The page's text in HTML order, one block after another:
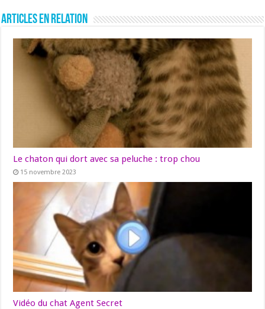
Articles en relation
Le chaton qui dort avec sa peluche : trop chou
15 novembre 2023
Vidéo du chat Agent Secret